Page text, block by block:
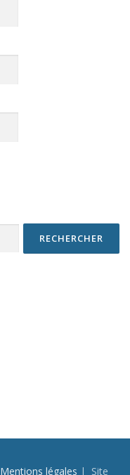
Mentions légales | Site